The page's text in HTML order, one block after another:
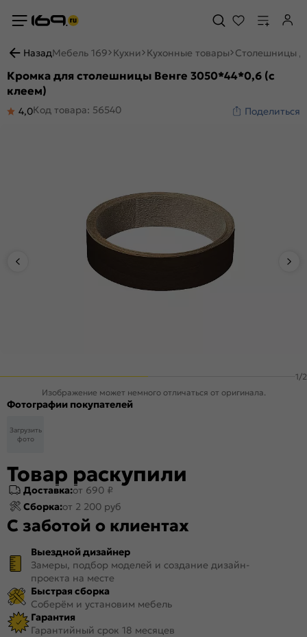
НазадМебель 169 Кухни Кухонные товары Столешницы
Кромка для столешницы Венге 3050*44*0,6 (с
клеем)
4,0Код товара: 56540 Поделиться
1/2
Изображение может немного отличаться от оригинала.
Фотографии покупателей
Загрузить
фото
Товар раскупили
Доставка:от 690 ₽
Сборка:от 2 200 руб
С заботой о клиентах
Выездной дизайнер
Замеры, подбор моделей и создание дизайн-
проекта на месте
Быстрая сборка
Соберём и установим мебель
Гарантия
Гарантийный срок 18 месяцев